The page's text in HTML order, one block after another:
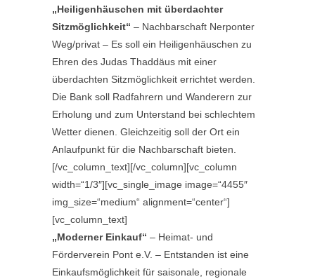
„Heiligenhäuschen mit überdachter
Sitzmöglichkeit“ – Nachbarschaft Nerponter
Weg/privat – Es soll ein Heiligenhäuschen zu
Ehren des Judas Thaddäus mit einer
überdachten Sitzmöglichkeit errichtet werden.
Die Bank soll Radfahrern und Wanderern zur
Erholung und zum Unterstand bei schlechtem
Wetter dienen. Gleichzeitig soll der Ort ein
Anlaufpunkt für die Nachbarschaft bieten.
[/vc_column_text][/vc_column][vc_column
width=“1/3″][vc_single_image image=“4455″
img_size=“medium“ alignment=“center“]
[vc_column_text]
„Moderner Einkauf“ – Heimat- und
Förderverein Pont e.V. – Entstanden ist eine
Einkaufsmöglichkeit für saisonale, regionale